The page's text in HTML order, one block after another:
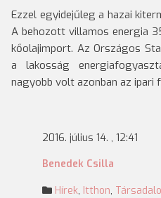
Ezzel egyidejűleg a hazai
A behozott villamos energia
kőolajimport. Az Országos
a lakosság
nagyobb volt azonban az ipari
2016. július 14. , 12:41
Benedek Csilla
Hírek, Itthon,